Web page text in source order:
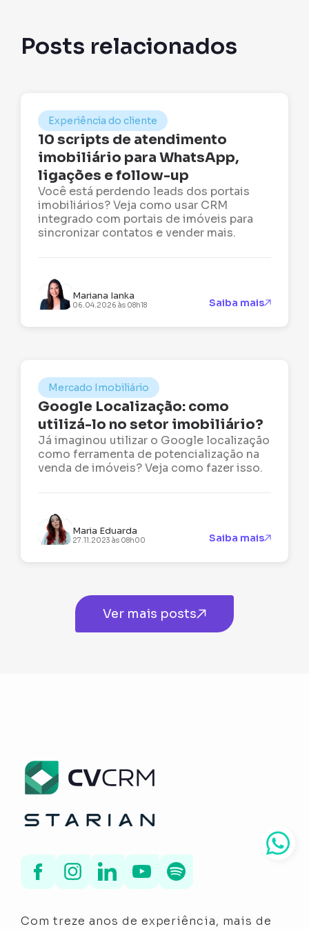
Posts relacionados
Experiência do cliente
10 scripts de atendimento
imobiliário para WhatsApp,
ligações e follow-up
Você está perdendo leads dos portais
imobiliários? Veja como usar CRM
integrado com portais de imóveis para
sincronizar contatos e vender mais.
Mariana Ianka
06.04.2026 às 08h18 Saiba mais
Mercado Imobiliário
Google Localização: como
utilizá-lo no setor imobiliário?
Já imaginou utilizar o Google localização
como ferramenta de potencialização na
venda de imóveis? Veja como fazer isso.
Maria Eduarda
27.11.2023 às 08h00 Saiba mais
Ver mais posts
Com treze anos de experiência, mais de